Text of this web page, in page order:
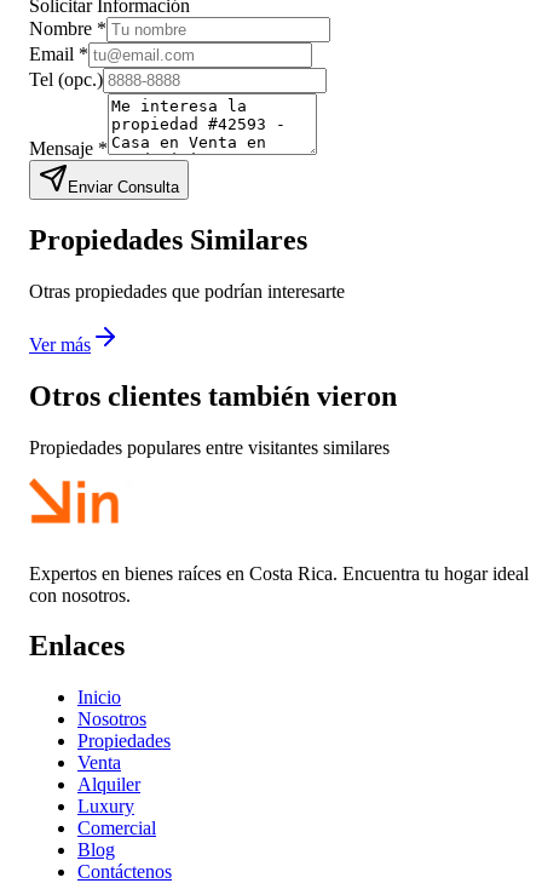
Solicitar Información
Nombre *
Email *
Tel (opc.)
Mensaje *
Enviar Consulta
Propiedades Similares
Otras propiedades que podrían interesarte
Ver más
Otros clientes también vieron
Propiedades populares entre visitantes similares
Expertos en bienes raíces en Costa Rica. Encuentra tu hogar ideal
con nosotros.
Enlaces
Inicio
Nosotros
Propiedades
Venta
Alquiler
Luxury
Comercial
Blog
Contáctenos